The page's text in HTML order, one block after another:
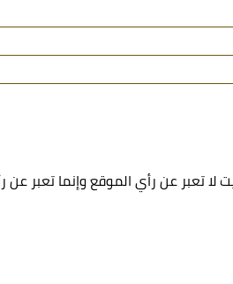
لا تعبر عن رأي الموقع وإنما تعبر عن